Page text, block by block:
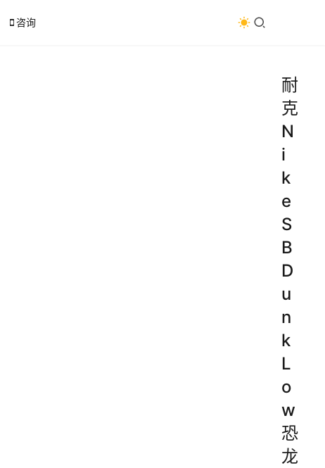
咨询
耐
克
N
i
k
e
S
B
D
u
n
k
L
o
w
恐
龙